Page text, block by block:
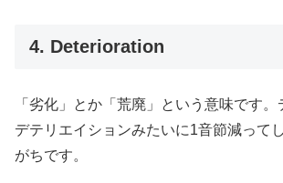
4. Deterioration
「劣化」とか「荒廃」という意味です
デテリエイションみたいに1音節減って
がちです。